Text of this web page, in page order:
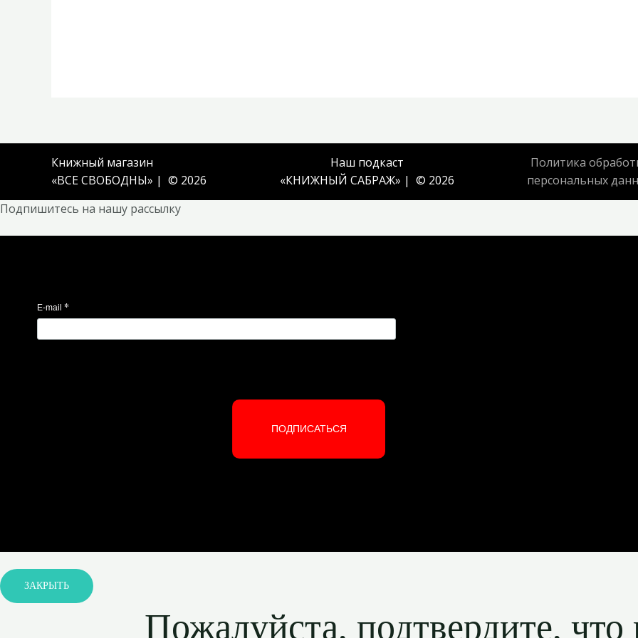
Книжный магазин
«ВСЕ СВОБОДНЫ» | © 2026
Наш подкаст
«КНИЖНЫЙ САБРАЖ» | © 2026
Политика
персональных
Подпишитесь на нашу рассылку
E-mail *
ПОДПИСАТЬСЯ
ЗАКРЫТЬ
Пожалуйста, подтвердите, что